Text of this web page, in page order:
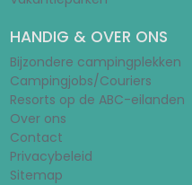
HANDIG & OVER ONS
Bijzondere campingplekken
Campingjobs/Couriers
Resorts op de ABC-eilanden
Over ons
Contact
Privacybeleid
Sitemap